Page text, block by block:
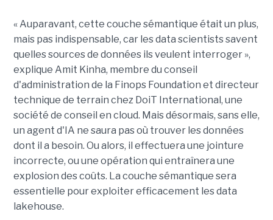
« Auparavant, cette couche sémantique était un plus,
mais pas indispensable, car les data scientists savent
quelles sources de données ils veulent interroger »,
explique Amit Kinha, membre du conseil
d'administration de la Finops Foundation et directeur
technique de terrain chez DoiT International, une
société de conseil en cloud. Mais désormais, sans elle,
un agent d'IA ne saura pas où trouver les données
dont il a besoin. Ou alors, il effectuera une jointure
incorrecte, ou une opération qui entraînera une
explosion des coûts. La couche sémantique sera
essentielle pour exploiter efficacement les data
lakehouse.